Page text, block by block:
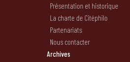
Présentation et historique
La charte de Citéphilo
Partenariats
Nous contacter
Archives